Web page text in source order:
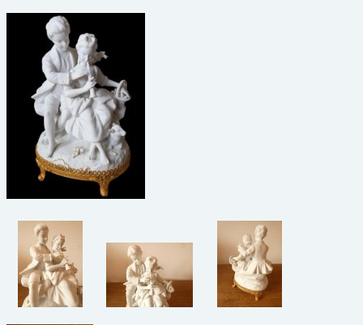
beelden
meubels
reclamevoorwerpen/merken
curiosa
schilderijen
porselein/aardewerk
medailles/munten/bankbiljetten
ets/tekening/litho/gravure
glaswerk
CONTACT